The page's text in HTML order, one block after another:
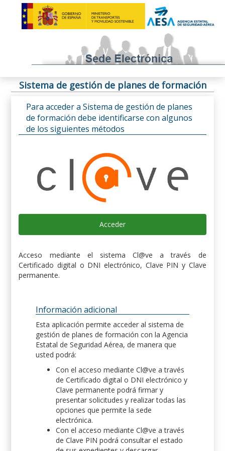
Sistema de gestión de planes de formación
Para acceder a Sistema de gestión de planes
de formación debe identificarse con algunos
de los siguientes métodos
Acceder
Acceso mediante el sistema Cl@ve a través de
Certificado digital o DNI electrónico, Clave PIN y Clave
permanente.
Información adicional
Esta aplicación permite acceder al sistema de
gestión de planes de formación con la Agencia
Estatal de Seguridad Aérea, de manera que
usted podrá:
Con el acceso mediante Cl@ve a través
de Certificado digital o DNI electrónico y
Clave permanente podrá firmar y
presentar solicitudes y realizar todas las
opciones que permite la sede
electrónica.
Con el acceso mediante Cl@ve a través
de Clave PIN podrá consultar el estado